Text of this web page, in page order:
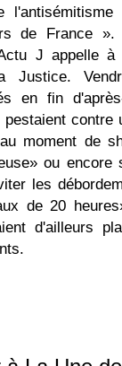
de France ».
J appelle
Justice.
en fin
contre
moment de
ou encore
les
de 20
d'ailleurs